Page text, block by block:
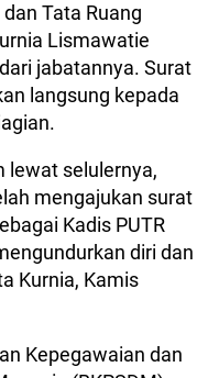
Tata Ruang
Lismawatie
jabatannya. Surat
langsung kepada
lewat selulernya,
mengajukan surat
Kadis PUTR
diri dan
Kurnia, Kamis
Kepegawaian dan